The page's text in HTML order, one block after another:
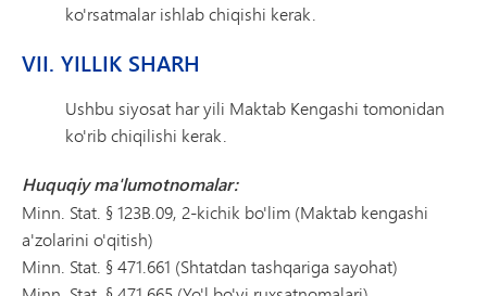
ko'rsatmalar ishlab chiqishi kerak.
VII. YILLIK SHARH
Ushbu siyosat har yili Maktab Kengashi tomonidan
ko'rib chiqilishi kerak.
Huquqiy ma'lumotnomalar:
Minn. Stat. § 123B.09, 2-kichik bo'lim (Maktab kengashi
a'zolarini o'qitish)
Minn. Stat. § 471.661 (Shtatdan tashqariga sayohat)